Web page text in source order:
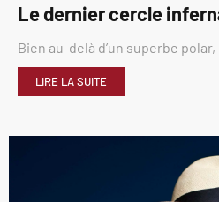
Le dernier cercle
Bien au-delà d’un superbe
LIRE LA SUITE